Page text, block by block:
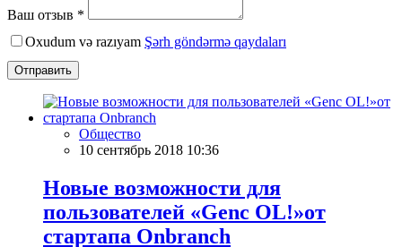
Ваш отзыв *
Oxudum və razıyam Şərh göndərmə qaydaları
Отправить
Общество
10 сентябрь 2018 10:36
Новые возможности для
пользователей «Genc OL!»от
стартапа Onbranch